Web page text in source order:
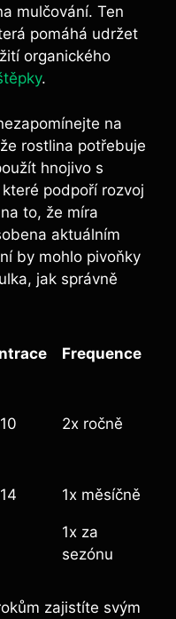
​mulčování. Ten
pomáhá udržet
organického
.
na
rostlina⁢ potřebuje
hnojivo s⁢
podpoří ‍rozvoj
to,‍ že⁤ míra
⁢aktuálním
by mohlo pivoňky‍
​jak‍ správně
Frequence
2x ročně
1x měsíčně
1x za⁣
sezónu
​zajistíte svým